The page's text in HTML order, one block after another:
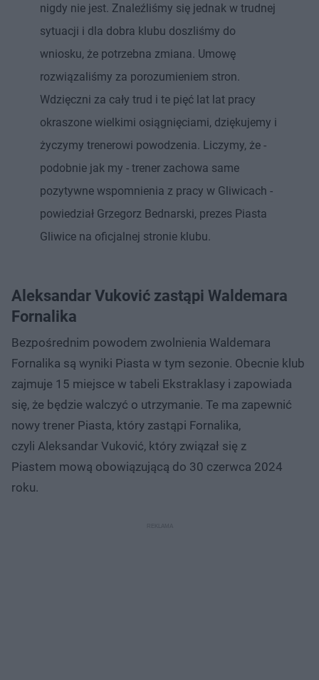
nigdy nie jest. Znaleźliśmy się jednak w trudnej
sytuacji i dla dobra klubu doszliśmy do
wniosku, że potrzebna zmiana. Umowę
rozwiązaliśmy za porozumieniem stron.
Wdzięczni za cały trud i te pięć lat lat pracy
okraszone wielkimi osiągnięciami, dziękujemy i
życzymy trenerowi powodzenia. Liczymy, że -
podobnie jak my - trener zachowa same
pozytywne wspomnienia z pracy w Gliwicach -
powiedział Grzegorz Bednarski, prezes Piasta
Gliwice na oficjalnej stronie klubu.
Aleksandar Vuković zastąpi Waldemara
Fornalika
Bezpośrednim powodem zwolnienia Waldemara
Fornalika są wyniki Piasta w tym sezonie. Obecnie klub
zajmuje 15 miejsce w tabeli Ekstraklasy i zapowiada
się, że będzie walczyć o utrzymanie. Te ma zapewnić
nowy trener Piasta, który zastąpi Fornalika,
czyli Aleksandar Vuković, który związał się z
Piastem mową obowiązującą do 30 czerwca 2024
roku.